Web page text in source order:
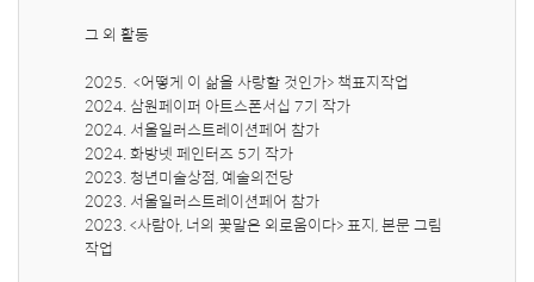
그 외 활동
2025.  <어떻게 이 삶을 사랑할 것인가> 책표지작업
2024. 삼원페이퍼 아트스폰서십 7기 작가
2024. 서울일러스트레이션페어 참가
2024. 화방넷 페인터즈 5기 작가
2023. 청년미술상점, 예술의전당
2023. 서울일러스트레이션페어 참가
2023. <사람아, 너의 꽃말은 외로움이다> 표지, 본문 그림
작업